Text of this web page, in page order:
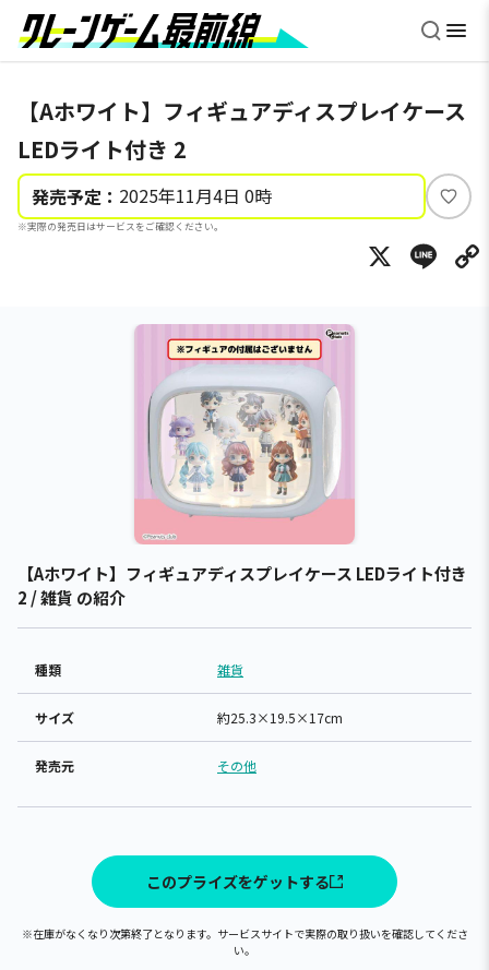
【Aホワイト】フィギュアディスプレイケース
LEDライト付き 2
発売予定： 2025年11月4日 0時
※実際の発売日はサービスをご確認ください。
い
ね
X
【Aホワイト】フィギュアディスプレイケース LEDライト付き
2 / 雑貨 の紹介
種類 雑貨
サイズ 約25.3×19.5×17cm
発売元 その他
このプライズをゲットする
※在庫がなくなり次第終了となります。サービスサイトで実際の取り扱いを確認してくださ
い。